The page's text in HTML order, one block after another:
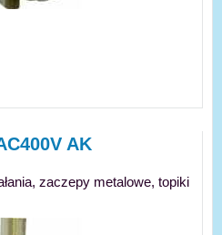
AK
zaczepy metalowe, topiki